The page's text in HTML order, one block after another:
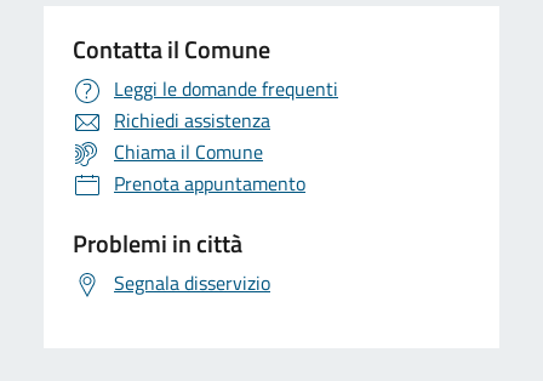
Contatta il Comune
Leggi le domande frequenti
Richiedi assistenza
Chiama il Comune
Prenota appuntamento
Problemi in città
Segnala disservizio